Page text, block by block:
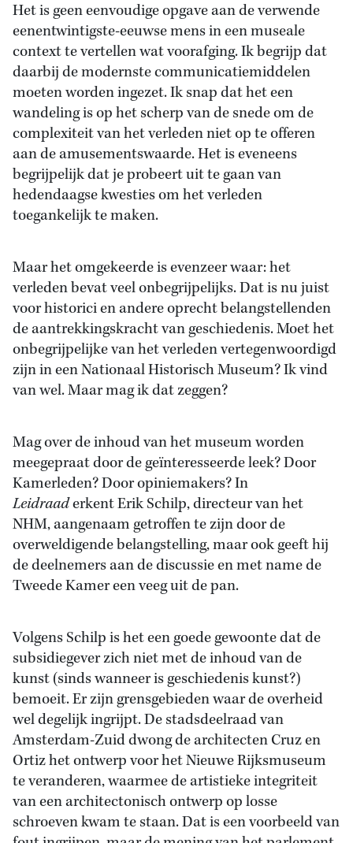
Het is geen eenvoudige opgave aan de verwende
eenentwintigste-eeuwse mens in een museale
context te vertellen wat voorafging. Ik begrijp dat
daarbij de modernste communicatiemiddelen
moeten worden ingezet. Ik snap dat het een
wandeling is op het scherp van de snede om de
complexiteit van het verleden niet op te offeren
aan de amusementswaarde. Het is eveneens
begrijpelijk dat je probeert uit te gaan van
hedendaagse kwesties om het verleden
toegankelijk te maken.
Maar het omgekeerde is evenzeer waar: het
verleden bevat veel onbegrijpelijks. Dat is nu juist
voor historici en andere oprecht belangstellenden
de aantrekkingskracht van geschiedenis. Moet het
onbegrijpelijke van het verleden vertegenwoordigd
zijn in een Nationaal Historisch Museum? Ik vind
van wel. Maar mag ik dat zeggen?
Mag over de inhoud van het museum worden
meegepraat door de geïnteresseerde leek? Door
Kamerleden? Door opiniemakers? In
Leidraaderkent Erik Schilp, directeur van het
NHM, aangenaam getroffen te zijn door de
overweldigende belangstelling, maar ook geeft hij
de deelnemers aan de discussie en met name de
Tweede Kamer een veeg uit de pan.
Volgens Schilp is het een goede gewoonte dat de
subsidiegever zich niet met de inhoud van de
kunst (sinds wanneer is geschiedenis kunst?)
bemoeit. Er zijn grensgebieden waar de overheid
wel degelijk ingrijpt. De stadsdeelraad van
Amsterdam-Zuid dwong de architecten Cruz en
Ortiz het ontwerp voor het Nieuwe Rijksmuseum
te veranderen, waarmee de artistieke integriteit
van een architectonisch ontwerp op losse
schroeven kwam te staan. Dat is een voorbeeld van